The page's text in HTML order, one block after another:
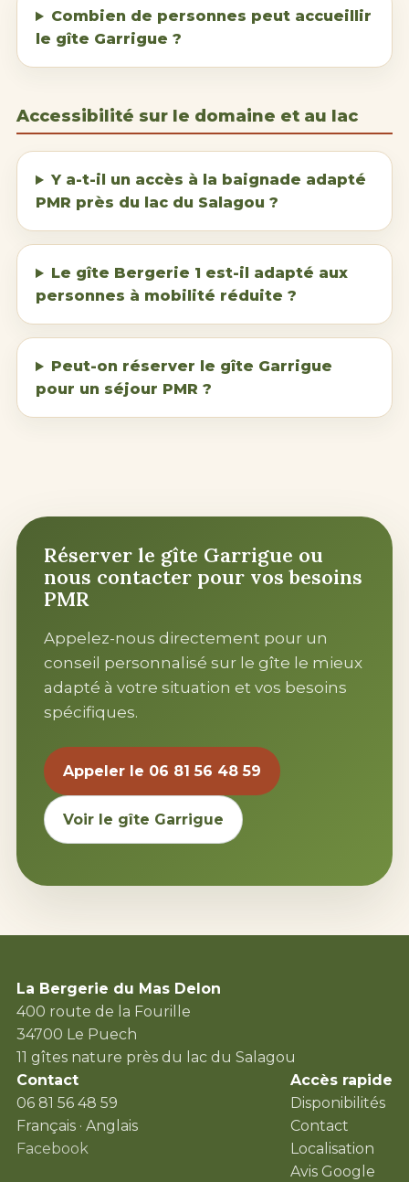
Combien de personnes peut accueillir
le gîte Garrigue ?
Accessibilité sur le domaine et au lac
Y a-t-il un accès à la baignade adapté
PMR près du
lac du Salagou ?
Le gîte Bergerie 1 est-il adapté aux
personnes à mobilité réduite ?
Peut-on réserver le gîte Garrigue
pour un séjour PMR ?
Réserver le gîte Garrigue ou
nous contacter pour vos besoins
PMR
Appelez-nous directement pour un
conseil personnalisé sur le gîte le mieux
adapté à votre situation et vos besoins
spécifiques.
Appeler le 06 81 56 48 59
Voir le gîte Garrigue
La Bergerie du Mas Delon
400 route de la Fourille
34700 Le Puech
11 gîtes nature près du lac du Salagou
Contact
06 81 56 48 59
Français · Anglais
Facebook
Accès rapide
Disponibilités
Contact
Localisation
Avis Google